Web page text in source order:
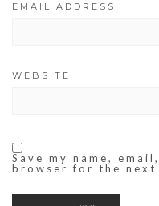
EMAIL ADDRESS
WEBSITE
Save my name,
browser for the next